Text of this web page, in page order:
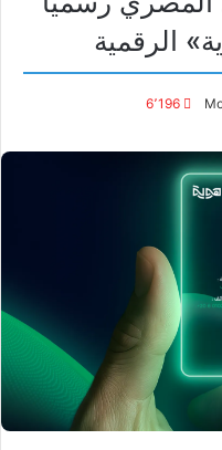
الرقمية
6٬196